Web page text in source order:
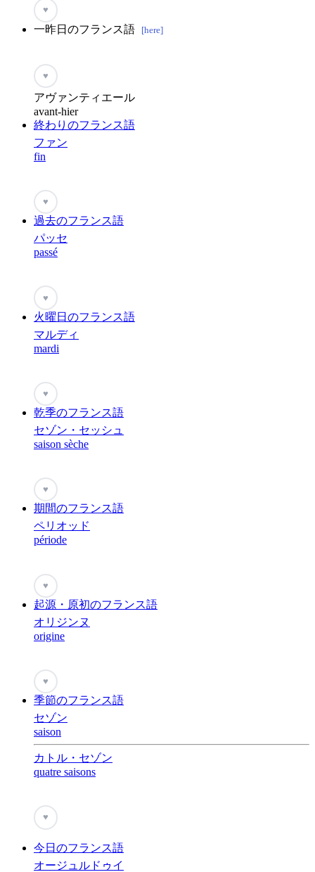
♥
一昨日のフランス語 [here]
♥
アヴァンティエール
avant-hier
終わりのフランス語
ファン
fin
♥
過去のフランス語
パッセ
passé
♥
火曜日のフランス語
マルディ
mardi
♥
乾季のフランス語
セゾン・セッシュ
saison sèche
♥
期間のフランス語
ペリオッド
période
♥
起源・原初のフランス語
オリジンヌ
origine
♥
季節のフランス語
セゾン
saison
カトル・セゾン
quatre saisons
♥
今日のフランス語
オージュルドゥイ